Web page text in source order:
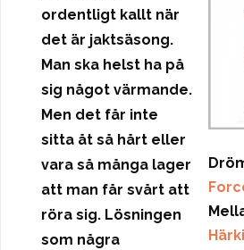
ordentligt kallt när
det är jaktsäsong.
Man ska helst ha på
sig något värmande.
Men det får inte
sitta åt så hårt eller
vara så många lager
att man får svårt att
röra sig. Lösningen
som några